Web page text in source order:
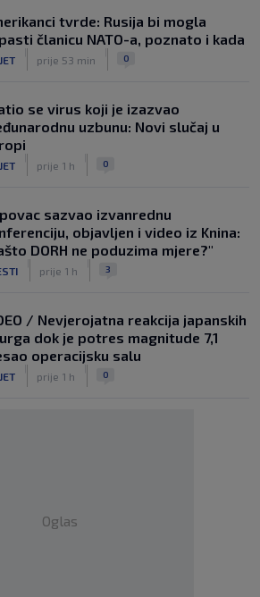
tvrde: Rusija bi mogla
članicu NATO-a, poznato i kada
prije 53 min 0
se virus koji je izazvao
uzbunu: Novi slučaj u
prije 1 h 0
sazvao izvanrednu
objavljen i video iz Knina:
DORH ne poduzima mjere?"
prije 1 h 3
/ Nevjerojatna reakcija japanskih
dok je potres magnitude 7,1
operacijsku salu
prije 1 h 0
Oglas